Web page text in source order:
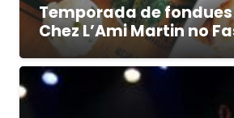
Temporada de
Chez L’Ami Martin no